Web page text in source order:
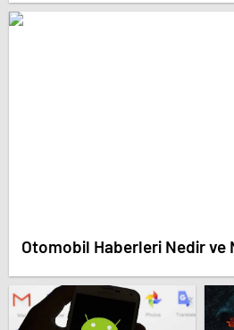
Otomobil Haberleri Nedir ve